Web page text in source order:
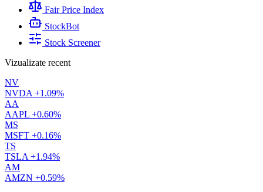
Fair Price Index
StockBot
Stock Screener
Vizualizate recent
NV
NVDA +1.09%
AA
AAPL +0.60%
MS
MSFT +0.16%
TS
TSLA +1.94%
AM
AMZN +0.59%